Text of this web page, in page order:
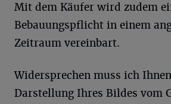
Mit dem Käufer wird zudem
Bebauungspflicht in einem
Zeitraum vereinbart.
Widersprechen muss ich
Darstellung Ihres Bildes vom